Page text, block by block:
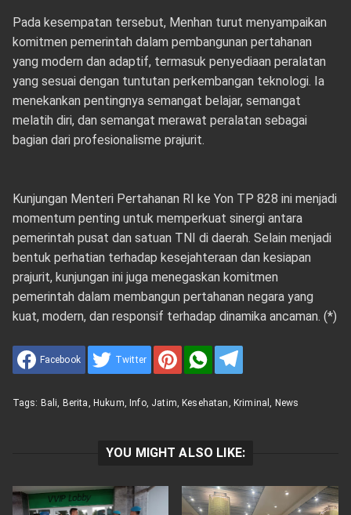
Pada kesempatan tersebut, Menhan turut menyampaikan
komitmen pemerintah dalam pembangunan pertahanan
yang modern dan adaptif, termasuk penyediaan peralatan
yang sesuai dengan tuntutan perkembangan teknologi. Ia
menekankan pentingnya semangat belajar, semangat
melatih diri, dan semangat merawat peralatan sebagai
bagian dari profesionalisme prajurit.
Kunjungan Menteri Pertahanan RI ke Yon TP 828 ini menjadi
momentum penting untuk memperkuat sinergi antara
pemerintah pusat dan satuan TNI di daerah. Selain menjadi
bentuk perhatian terhadap kesejahteraan dan kesiapan
prajurit, kunjungan ini juga menegaskan komitmen
pemerintah dalam membangun pertahanan negara yang
kuat, modern, dan responsif terhadap dinamika ancaman. (*)
Facebook Twitter
Tags: Bali Berita Hukum ,Info, Jatim ,Kesehatan Kriminal News
YOU MIGHT ALSO LIKE: